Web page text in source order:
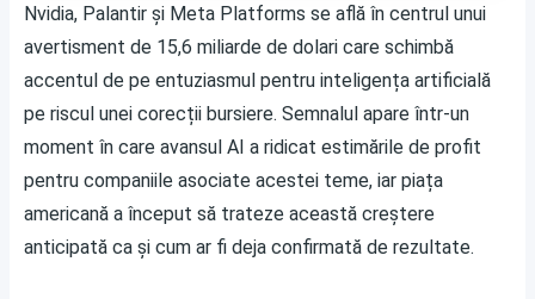
Nvidia, Palantir și Meta Platforms se află în centrul unui
avertisment de 15,6 miliarde de dolari care schimbă
accentul de pe entuziasmul pentru inteligența artificială
pe riscul unei corecții bursiere. Semnalul apare într-un
moment în care avansul AI a ridicat estimările de profit
pentru companiile asociate acestei teme, iar piața
americană a început să trateze această creștere
anticipată ca și cum ar fi deja confirmată de rezultate.